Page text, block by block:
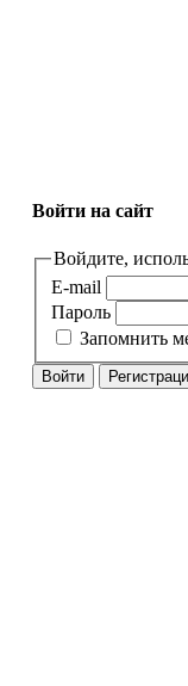
Войти на сайт
Войдите,
E-mail
Пароль
Запомнить